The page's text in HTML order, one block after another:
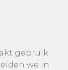
gebruik
we in